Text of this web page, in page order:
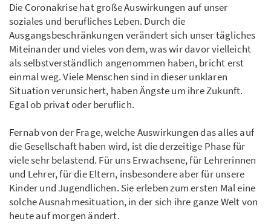
Die Coronakrise hat große Auswirkungen auf unser
soziales und berufliches Leben. Durch die
Ausgangsbeschränkungen verändert sich unser tägliches
Miteinander und vieles von dem, was wir davor vielleicht
als selbstverständlich angenommen haben, bricht erst
einmal weg. Viele Menschen sind in dieser unklaren
Situation verunsichert, haben Ängste um ihre Zukunft.
Egal ob privat oder beruflich.
Fernab von der Frage, welche Auswirkungen das alles auf
die Gesellschaft haben wird, ist die derzeitige Phase für
viele sehr belastend. Für uns Erwachsene, für Lehrerinnen
und Lehrer, für die Eltern, insbesondere aber für unsere
Kinder und Jugendlichen. Sie erleben zum ersten Mal eine
solche Ausnahmesituation, in der sich ihre ganze Welt von
heute auf morgen ändert.